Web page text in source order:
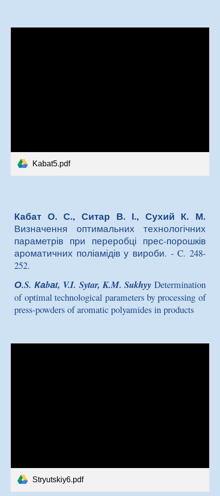
Kabat5.pdf
Кабат О. С., Ситар В. І., Сухий К. М.
Визначення оптимальних технологічних
параметрів при переробці прес-порошків
ароматичних поліамідів у вироби. - C. 248-
252.
О.S. Каbаt, V.I. Sytar, K.M. Sukhyy Determination
of optimal technological parameters by processing of
press-powders of aromatic polyamides in products
Stryutskiy6.pdf